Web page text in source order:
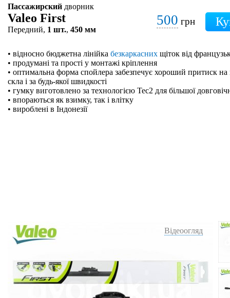
Пассажирский дворник
Valeo First
Передний, 1 шт., 450 мм
500 грн
• відносно бюджетна лінійка безкаркасних щіток від
• продумані та прості у монтажі кріплення
• оптимальна форма спойлера забезпечує хороший притиск на
скла і за будь-якої швидкості
• гумку виготовлено за технологією Tec2 для більшої
• впораються як взимку, так і влітку
• вироблені в Індонезії
Відеоогляд